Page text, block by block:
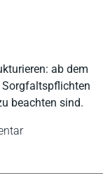
ab dem
Sorgfaltspflichten
beachten sind.